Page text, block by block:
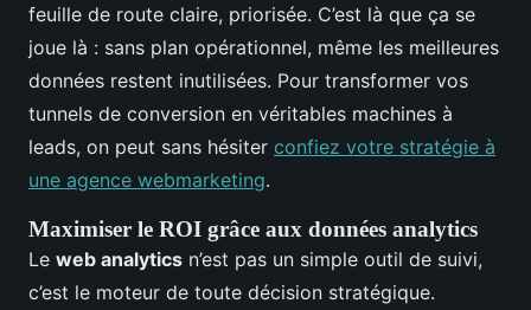
feuille de route claire, priorisée. C’est là que ça se
joue là : sans plan opérationnel, même les meilleures
données restent inutilisées. Pour transformer vos
tunnels de conversion en véritables machines à
leads, on peut sans hésiter confiez votre stratégie à
une agence webmarketing.
Maximiser le ROI grâce aux données analytics
Le web analytics n’est pas un simple outil de suivi,
c’est le moteur de toute décision stratégique.